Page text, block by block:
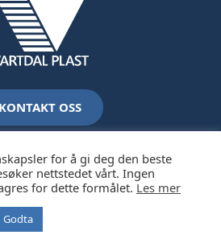
KONTAKT OSS
AS /
for å gi deg den beste
nettstedet vårt. Ingen
for dette formålet. Les mer
Godta